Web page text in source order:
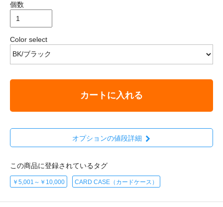
個数
Color select
カートに入れる
オプションの値段詳細
この商品に登録されているタグ
￥5,001～￥10,000 CARD CASE（カードケース）